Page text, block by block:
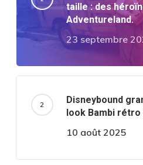
taille : des
Adventureland.
23 septembre
Disneybound
look Bambi rétro
10 août 2025